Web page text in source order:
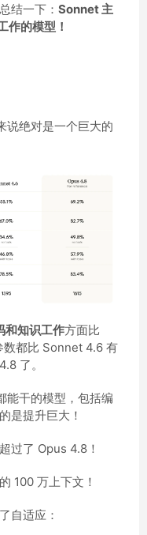
结一下： Sonnet 主
作的模型！
说绝对是一个巨大的
和知识工作方面比
都比 Sonnet 4.6 有
了。
能干的模型，包括编
是提升巨大！
过了 Opus 4.8！
100 万上下文！
自适应：